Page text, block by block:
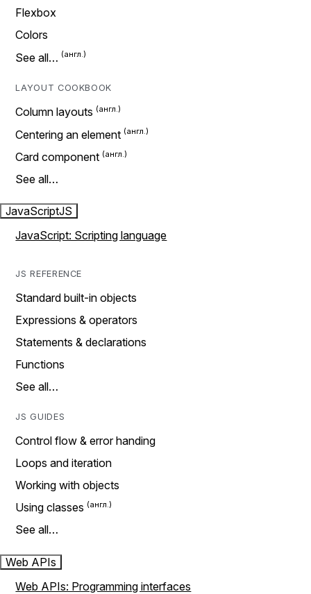
Flexbox
Colors
See all…
LAYOUT COOKBOOK
Column layouts
Centering an element
Card component
See all…
JavaScriptJS
JavaScript: Scripting language
JS REFERENCE
Standard built-in objects
Expressions & operators
Statements & declarations
Functions
See all…
JS GUIDES
Control flow & error handing
Loops and iteration
Working with objects
Using classes
See all…
Web APIs
Web APIs: Programming interfaces